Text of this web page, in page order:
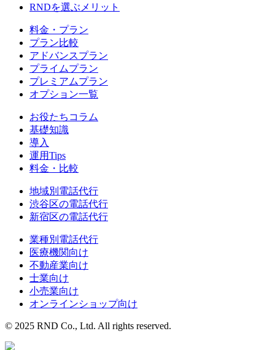
RNDを選ぶメリット
料金・プラン
プラン比較
アドバンスプラン
プライムプラン
プレミアムプラン
オプション一覧
お役たちコラム
基礎知識
導入
運用Tips
料金・比較
地域別電話代行
渋谷区の電話代行
新宿区の電話代行
業種別電話代行
医療機関向け
不動産業向け
士業向け
小売業向け
オンラインショップ向け
© 2025 RND Co., Ltd. All rights reserved.